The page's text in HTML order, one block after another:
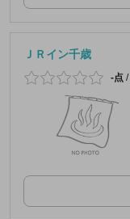
ＪＲイン千歳
-点 /